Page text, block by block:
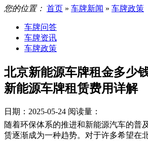
您的位置： 首页 » 车牌新闻 » 车牌政策
车牌问答
车牌资讯
车牌政策
北京新能源车牌租金多少
新能源车牌租赁费用详解
日期：2025-05-24 阅读量：
随着环保体系的推进和新能源汽车的普
赁逐渐成为一种趋势。对于许多希望在